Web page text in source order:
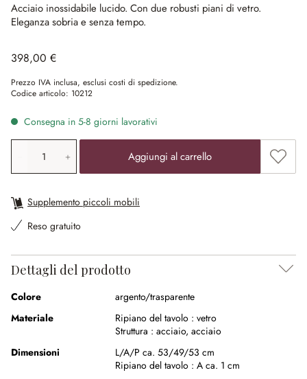
Acciaio inossidabile lucido. Con due robusti piani di vetro.
Eleganza sobria e senza tempo.
398,00 €
Prezzo IVA inclusa, esclusi costi di spedizione.
Codice articolo: 10212
Consegna in 5-8 giorni lavorativi
Quantità prodotto: inserisci il valore desiderato o
Aggiungi al carrello
Supplemento piccoli mobili
Reso gratuito
Dettagli del prodotto
Colore
argento/trasparente
Materiale
Ripiano del tavolo : vetro
Struttura : acciaio, acciaio
Dimensioni
L/A/P ca. 53/49/53 cm
Ripiano del tavolo : A ca. 1 cm